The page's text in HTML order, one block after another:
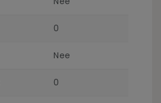
0
Nee
0